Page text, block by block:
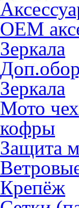
OEM
Зеркала
Зеркала
Мото
кофры
Защита
Крепёж